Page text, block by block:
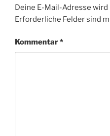
Deine E-Mail-Adresse
Erforderliche Felder sind
Kommentar*